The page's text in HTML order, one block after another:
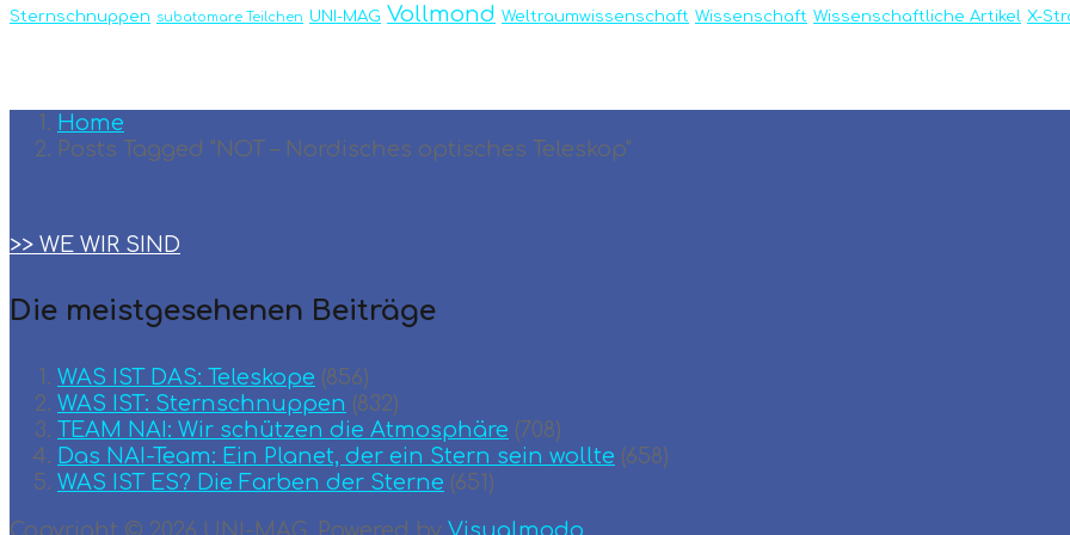
Sternschnuppen subatomare Teilchen UNI-MAG Vollmond Weltraumwissenschaft Wissenschaft Wissenschaftliche Artikel X-
Home
Posts Tagged "NOT – Nordisches optisches Teleskop"
>> WE WIR SIND
Die meistgesehenen Beiträge
WAS IST DAS: Teleskope (856)
WAS IST: Sternschnuppen (832)
TEAM ΝΑΙ: Wir schützen die Atmosphäre (708)
Das NAI-Team: Ein Planet, der ein Stern sein wollte (658)
WAS IST ES? Die Farben der Sterne (651)
Copyright © 2026 UNI-MAG. Powered by Visualmodo